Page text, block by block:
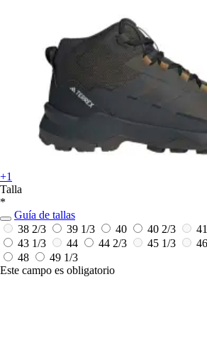
+1
Talla
*
Guía de tallas
38 2/3
39 1/3 40 40 2/3
43 1/3
44 44 2/3 45 1/3 46
48
49 1/3
Este campo es obligatorio